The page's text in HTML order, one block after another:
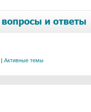
| Активные темы